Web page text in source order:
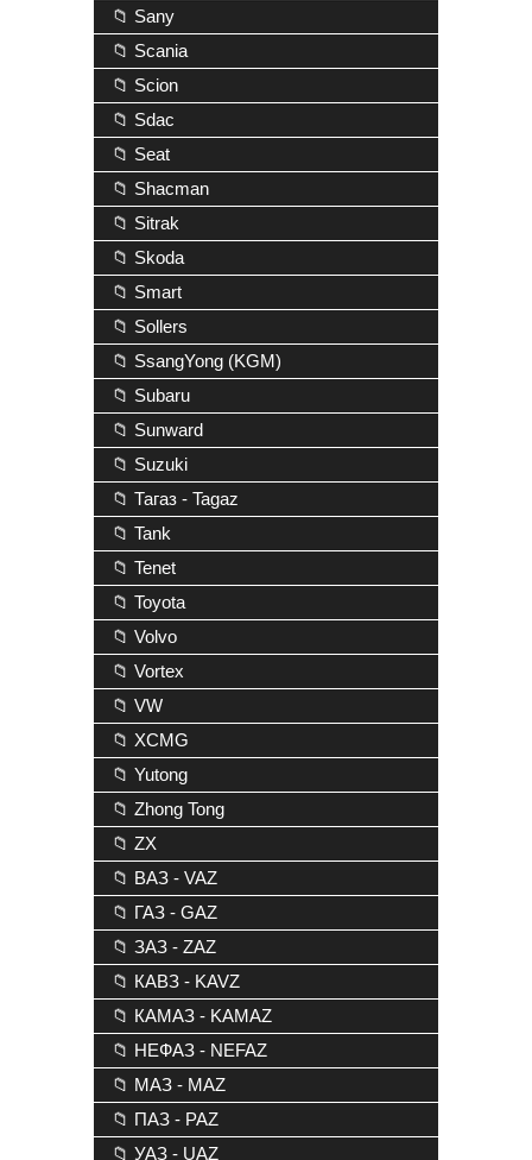
📁 Sany
📁 Scania
📁 Scion
📁 Sdac
📁 Seat
📁 Shacman
📁 Sitrak
📁 Skoda
📁 Smart
📁 Sollers
📁 SsangYong (KGM)
📁 Subaru
📁 Sunward
📁 Suzuki
📁 Тагаз - Tagaz
📁 Tank
📁 Tenet
📁 Toyota
📁 Volvo
📁 Vortex
📁 VW
📁 XCMG
📁 Yutong
📁 Zhong Tong
📁 ZX
📁 ВАЗ - VAZ
📁 ГАЗ - GAZ
📁 ЗАЗ - ZAZ
📁 КАВЗ - KAVZ
📁 КАМАЗ - KAMAZ
📁 НЕФАЗ - NEFAZ
📁 МАЗ - MAZ
📁 ПАЗ - PAZ
📁 УАЗ - UAZ